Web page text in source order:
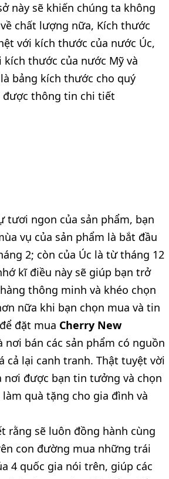
này sẽ khiến chúng ta không
chất lượng nữa, Kích thước
với kích thước của nước Úc,
thước của nước Mỹ và
bảng kích thước cho quý
được thông tin chi tiết
tươi ngon của sản phẩm, bạn
vụ của sản phẩm là bắt đầu
2; còn của Úc là từ tháng 12
kĩ điều này sẽ giúp bạn trở
thông minh và khéo chọn
nữa khi bạn chọn mua và tin
đặt mua Cherry New
nơi bán các sản phẩm có nguồn
cả lại canh tranh. Thật tuyệt vời
được bạn tin tưởng và chọn
quà tặng cho gia đình và
rằng sẽ luôn đồng hành cùng
con đường mua những trái
4 quốc gia nói trên, giúp các